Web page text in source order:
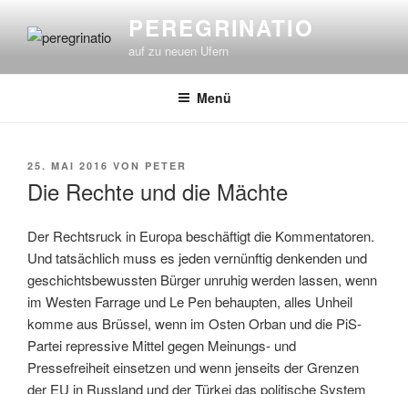
Inhalt
PEREGRINATIO
auf zu neuen Ufern
Menü
VERÖFFENTLICHT
25. MAI 2016 VON PETER
Die Rechte und die Mächte
Der Rechtsruck in Europa beschäftigt die Kommentatoren.
Und tatsächlich muss es jeden vernünftig denkenden und
geschichtsbewussten Bürger unruhig werden lassen, wenn
im Westen Farrage und Le Pen behaupten, alles Unheil
komme aus Brüssel, wenn im Osten Orban und die PiS-
Partei repressive Mittel gegen Meinungs- und
Pressefreiheit einsetzen und wenn jenseits der Grenzen
der EU in Russland und der Türkei das politische System